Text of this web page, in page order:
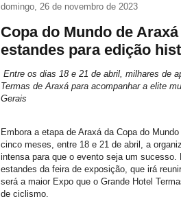
domingo, 26 de novembro de 2023
Copa do Mundo de
estandes para edição
Entre os dias 18 e 21 de abril, milhares de
Termas de Araxá para acompanhar a elite
Gerais
Embora a etapa de Araxá da Copa do
cinco meses, entre 18 e 21 de abril, a
intensa para que o evento seja um
estandes da feira de exposição, que irá
será a maior Expo que o Grande Hotel
de ciclismo.